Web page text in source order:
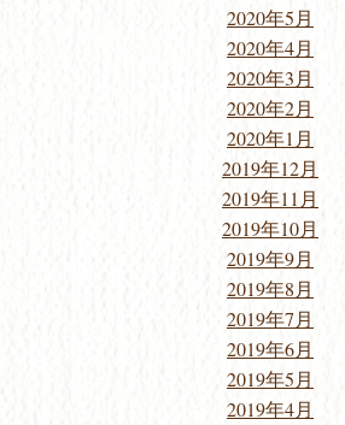
2020年5月
2020年4月
2020年3月
2020年2月
2020年1月
2019年12月
2019年11月
2019年10月
2019年9月
2019年8月
2019年7月
2019年6月
2019年5月
2019年4月